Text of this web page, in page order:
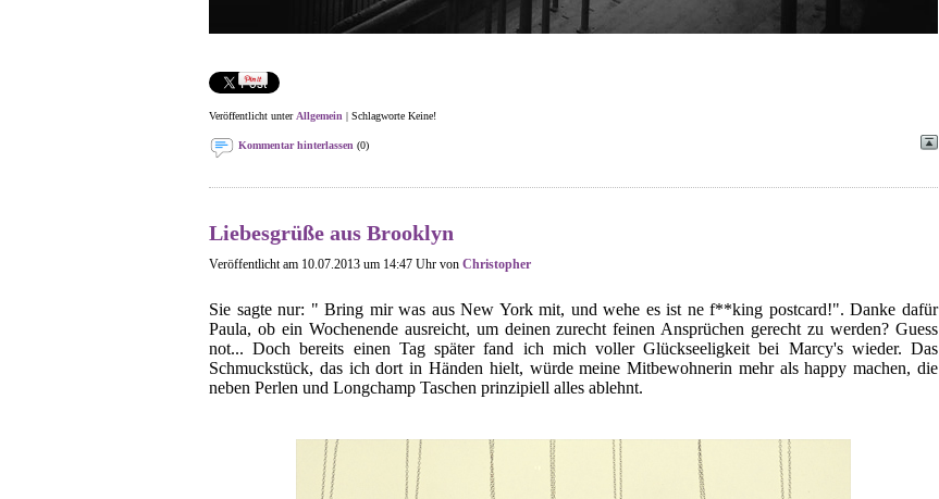
Veröffentlicht unter Allgemein | Schlagworte Keine!
Kommentar hinterlassen (0)
Liebesgrüße aus Brooklyn
Veröffentlicht am 10.07.2013 um 14:47 Uhr von Christopher
Sie sagte nur: " Bring mir was aus New York mit, und wehe es ist ne f**king postcard!". Danke dafür
Paula, ob ein Wochenende ausreicht, um deinen zurecht feinen Ansprüchen gerecht zu werden? Guess
not... Doch bereits einen Tag später fand ich mich voller Glückseeligkeit bei Marcy's wieder. Das
Schmuckstück, das ich dort in Händen hielt, würde meine Mitbewohnerin mehr als happy machen, die
neben Perlen und Longchamp Taschen prinzipiell alles ablehnt.